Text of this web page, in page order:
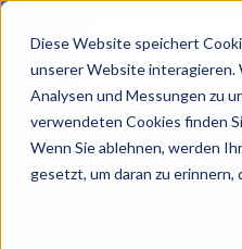
Diese Website speichert
unserer Website interagieren.
Analysen und Messungen zu
verwendeten Cookies finden
Wenn Sie ablehnen, werden
gesetzt, um daran zu